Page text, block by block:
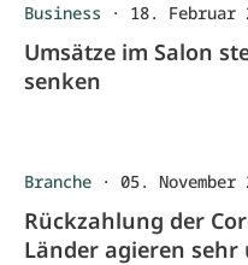
Business · 18. Februar
Umsätze im Salon
senken
Branche · 05. November
Rückzahlung der
Länder agieren